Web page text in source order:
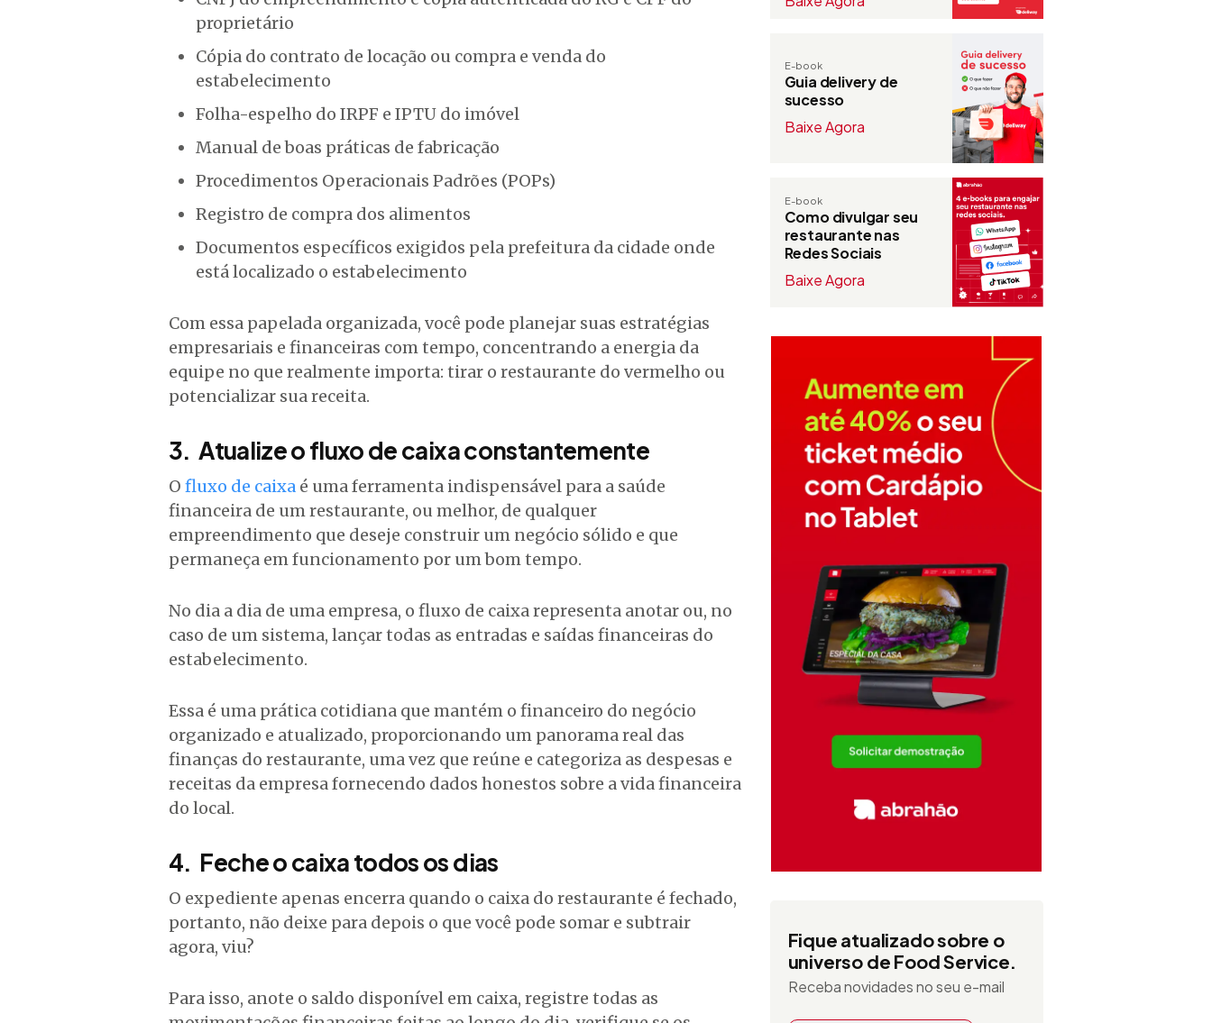
proprietário
Cópia do contrato de locação ou compra e venda do
estabelecimento
Folha-espelho do IRPF e IPTU do imóvel
Manual de boas práticas de fabricação
Procedimentos Operacionais Padrões (POPs)
Registro de compra dos alimentos
Documentos específicos exigidos pela prefeitura da cidade onde
está localizado o estabelecimento
Com essa papelada organizada, você pode planejar suas estratégias
empresariais e financeiras com tempo, concentrando a energia da
equipe no que realmente importa: tirar o restaurante do vermelho ou
potencializar sua receita.
3. Atualize o fluxo de caixa constantemente
O fluxo de caixa é uma ferramenta indispensável para a saúde
financeira de um restaurante, ou melhor, de qualquer
empreendimento que deseje construir um negócio sólido e que
permaneça em funcionamento por um bom tempo.
No dia a dia de uma empresa, o fluxo de caixa representa anotar ou, no
caso de um sistema, lançar todas as entradas e saídas financeiras do
estabelecimento.
Essa é uma prática cotidiana que mantém o financeiro do negócio
organizado e atualizado, proporcionando um panorama real das
finanças do restaurante, uma vez que reúne e categoriza as despesas e
receitas da empresa fornecendo dados honestos sobre a vida financeira
do local.
4. Feche o caixa todos os dias
O expediente apenas encerra quando o caixa do restaurante é fechado,
portanto, não deixe para depois o que você pode somar e subtrair
agora, viu?
Para isso, anote o saldo disponível em caixa, registre todas as
E-book
Guia delivery de
sucesso
Baixe Agora
E-book
Como divulgar seu
restaurante nas
Redes Sociais
Baixe Agora
Fique atualizado sobre o
universo de Food Service.
Receba novidades no seu e-mail